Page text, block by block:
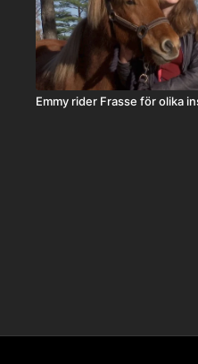
Emmy rider Frasse för olika